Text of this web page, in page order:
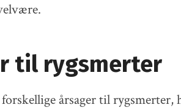
til rygsmerter
årsager til